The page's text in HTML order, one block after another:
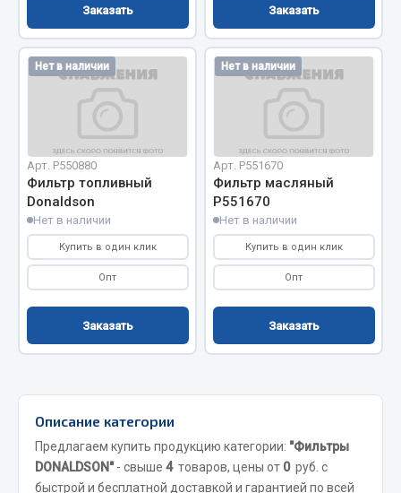
Автотовары
Автозвук
Автокаталоги
Брызговики
Вентиляторы кабины
Вымпела
Показать ещё
Весь раздел
Смазочные материалы
Охладжающие жидкости
Технические жидкости
Весь раздел
Заказать Заказать
Нет в наличии
Арт. Р550880
Фильтр топливный
Donaldson
Нет в наличии
Купить в один клик
Опт
Заказать
Нет в наличии
Арт. Р551670
Фильтр масляный
Р551670
Нет в наличии
Купить в один клик
Опт
Заказать
Описание категории
Предлагаем купить продукцию категории: "Фильтры
DONALDSON"- свыше 4 товаров, цены от 0 руб. с
быстрой и бесплатной доставкой и гарантией по всей